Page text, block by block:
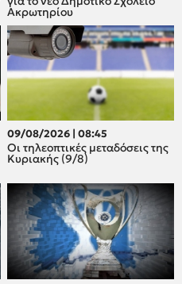
Ακρωτηρίου
09/08/2026 | 08:45
Οι τηλεοπτικές μεταδόσεις της
Κυριακής (9/8)